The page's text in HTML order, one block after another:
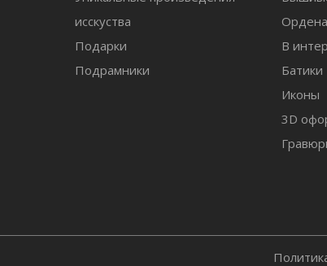
исскуства
Подарки
Подрамники
В
Батики
Иконы
3D